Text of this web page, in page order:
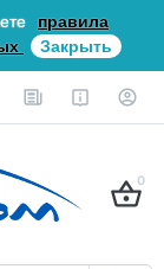
правила
Закрыть
0